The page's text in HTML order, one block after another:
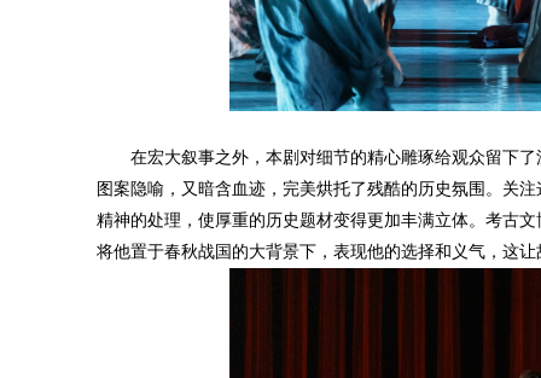
在宏大叙事之外，本剧对细节的精心雕琢给观众留下
图案隐喻，又暗含血迹，完美烘托了残酷的历史氛围。关
精神的处理，使厚重的历史题材变得更加丰满立体。考古
将他置于春秋战国的大背景下，表现他的选择和义气，这